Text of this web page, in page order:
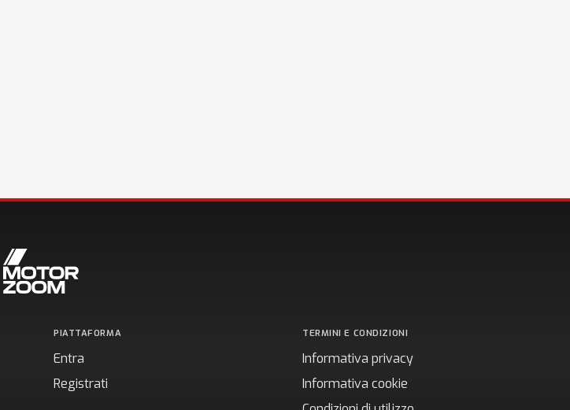
PIATTAFORMA
Entra
Registrati
TERMINI E CONDIZIONI
Informativa privacy
Informativa cookie